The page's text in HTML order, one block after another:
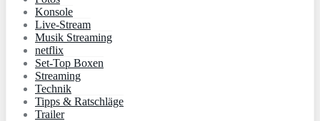
Konsole
Live-Stream
Musik Streaming
netflix
Set-Top Boxen
Streaming
Technik
Tipps & Ratschläge
Trailer